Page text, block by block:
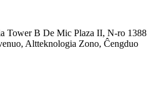
Tower B De Mic Plaza II, N-ro 1388
Altteknologia Zono, Ĉengduo